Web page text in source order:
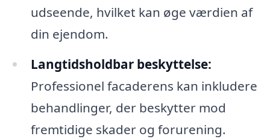
udseende, hvilket kan øge værdien af
din ejendom.
Langtidsholdbar beskyttelse:
Professionel facaderens kan inkludere
behandlinger, der beskytter mod
fremtidige skader og forurening.